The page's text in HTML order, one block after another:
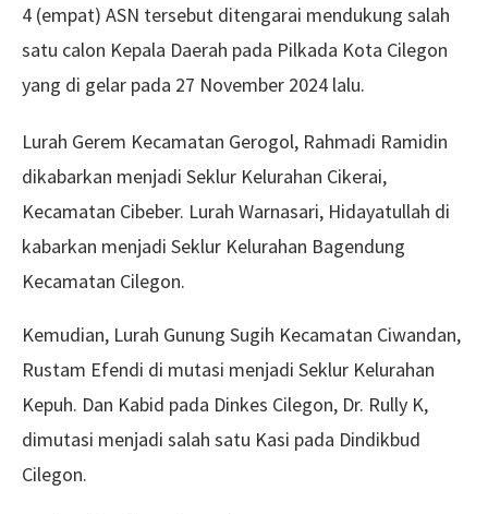
4 (empat) ASN tersebut ditengarai mendukung salah
satu calon Kepala Daerah pada Pilkada Kota Cilegon
yang di gelar pada 27 November 2024 lalu.
Lurah Gerem Kecamatan Gerogol, Rahmadi Ramidin
dikabarkan menjadi Seklur Kelurahan Cikerai,
Kecamatan Cibeber. Lurah Warnasari, Hidayatullah di
kabarkan menjadi Seklur Kelurahan Bagendung
Kecamatan Cilegon.
Kemudian, Lurah Gunung Sugih Kecamatan Ciwandan,
Rustam Efendi di mutasi menjadi Seklur Kelurahan
Kepuh. Dan Kabid pada Dinkes Cilegon, Dr. Rully K,
dimutasi menjadi salah satu Kasi pada Dindikbud
Cilegon.